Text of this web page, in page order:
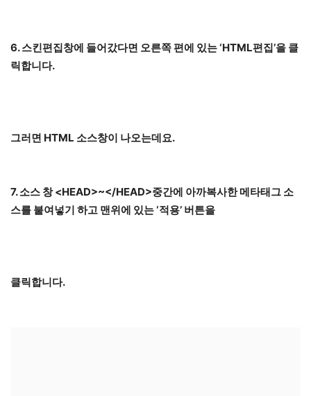
6. 스킨편집창에 들어갔다면 오른쪽 편에 있는 ‘HTML편집’을 클
릭합니다.
그러면 HTML 소스창이 나오는데요.
7. 소스 창 <HEAD>~</HEAD>중간에 아까복사한 메타태그 소
스를 붙여넣기 하고 맨위에 있는 ‘적용’ 버튼을
클릭합니다.